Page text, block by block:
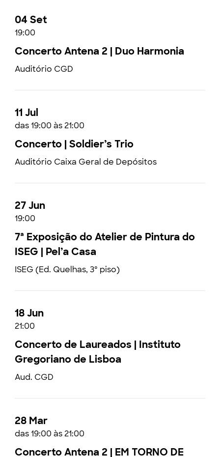
04 Set
19:00
Concerto Antena 2 | Duo Harmonia
Auditório CGD
11 Jul
das 19:00 às 21:00
Concerto | Soldier’s Trio
Auditório Caixa Geral de Depósitos
27 Jun
19:00
7ª Exposição do Atelier de Pintura do
ISEG | Pel’a Casa
ISEG (Ed. Quelhas, 3º piso)
18 Jun
21:00
Concerto de Laureados | Instituto
Gregoriano de Lisboa
Aud. CGD
28 Mar
das 19:00 às 21:00
Concerto Antena 2 | EM TORNO DE